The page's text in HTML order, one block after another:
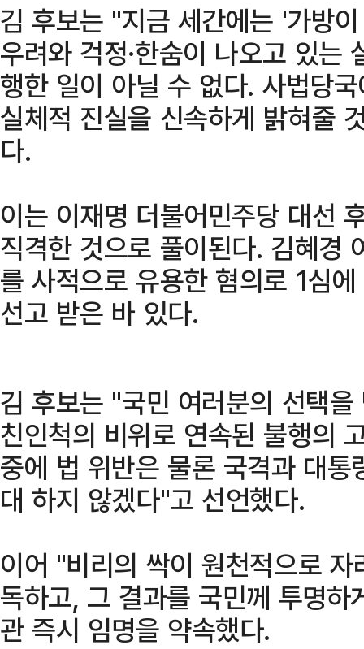
김 후보는 "지금 세간에는 '가방
우려와 걱정·한숨이 나오고 있는
행한 일이 아닐 수 없다. 사법당
실체적 진실을 신속하게 밝혀줄
다.
이는 이재명 더불어민주당 대선
직격한 것으로 풀이된다. 김혜경
를 사적으로 유용한 혐의로 1심
선고 받은 바 있다.
김 후보는 "국민 여러분의 선택
친인척의 비위로 연속된 불행의
중에 법 위반은 물론 국격과 대
대 하지 않겠다"고 선언했다.
이어 "비리의 싹이 원천적으로
독하고, 그 결과를 국민께 투명
관 즉시 임명을 약속했다.